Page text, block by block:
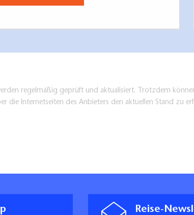
regelmäßig geprüft und aktualisiert. Trotzdem
die Internetseiten des Anbieters den aktuellen Stand zu
Reise-